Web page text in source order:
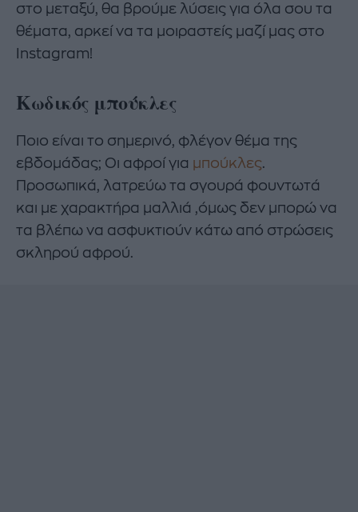
στο μεταξύ, θα βρούμε λύσεις για όλα σου τα
θέματα, αρκεί να τα μοιραστείς μαζί μας στο
Instagram!
Κωδικός μπούκλες
Ποιο είναι το σημερινό, φλέγον θέμα της
εβδομάδας; Οι αφροί για μπούκλες.
Προσωπικά, λατρεύω τα σγουρά φουντωτά
και με χαρακτήρα μαλλιά ,όμως δεν μπορώ να
τα βλέπω να ασφυκτιούν κάτω από στρώσεις
σκληρού αφρού.